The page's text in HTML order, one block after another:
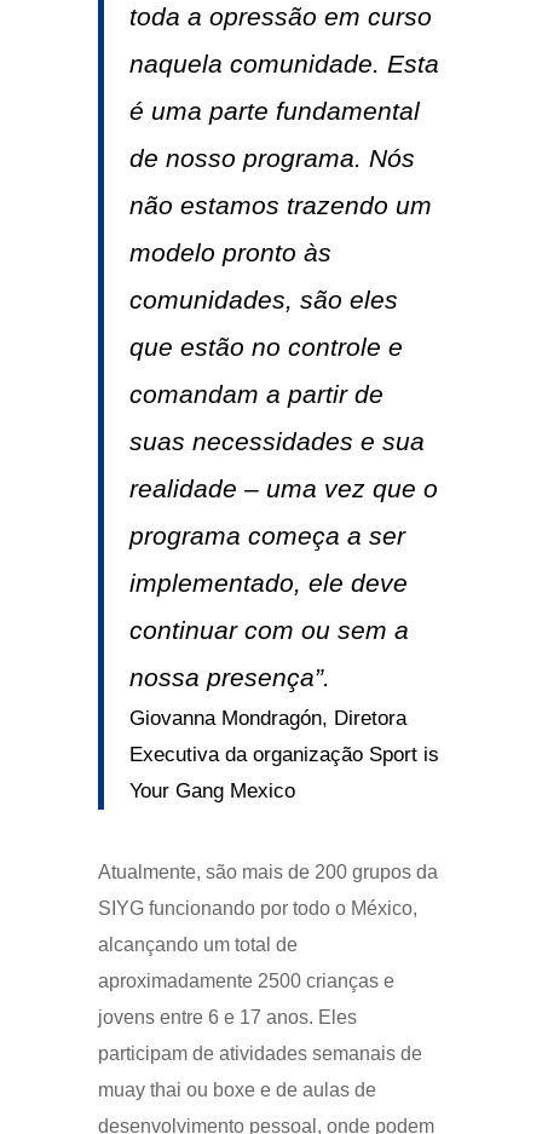
toda a opressão em curso
naquela comunidade. Esta
é uma parte fundamental
de nosso programa. Nós
não estamos trazendo um
modelo pronto às
comunidades, são eles
que estão no controle e
comandam a partir de
suas necessidades e sua
realidade – uma vez que o
programa começa a ser
implementado, ele deve
continuar com ou sem a
nossa presença”.
Giovanna Mondragón, Diretora
Executiva da organização Sport is
Your Gang Mexico
Atualmente, são mais de 200 grupos da
SIYG funcionando por todo o México,
alcançando um total de
aproximadamente 2500 crianças e
jovens entre 6 e 17 anos. Eles
participam de atividades semanais de
muay thai ou boxe e de aulas de
desenvolvimento pessoal, onde podem